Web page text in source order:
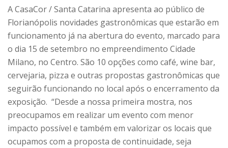
A CasaCor / Santa Catarina apresenta ao público de
Florianópolis novidades gastronômicas que estarão em
funcionamento já na abertura do evento, marcado para
o dia 15 de setembro no empreendimento Cidade
Milano, no Centro. São 10 opções como café, wine bar,
cervejaria, pizza e outras propostas gastronômicas que
seguirão funcionando no local após o encerramento da
exposição. “Desde a nossa primeira mostra, nos
preocupamos em realizar um evento com menor
impacto possível e também em valorizar os locais que
ocupamos com a proposta de continuidade, seja